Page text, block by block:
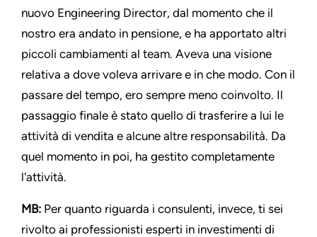
nuovo Engineering Director, dal momento che il
nostro era andato in pensione, e ha apportato altri
piccoli cambiamenti al team. Aveva una visione
relativa a dove voleva arrivare e in che modo. Con il
passare del tempo, ero sempre meno coinvolto. Il
passaggio finale è stato quello di trasferire a lui le
attività di vendita e alcune altre responsabilità. Da
quel momento in poi, ha gestito completamente
l'attività.
MB: Per quanto riguarda i consulenti, invece, ti sei
rivolto ai professionisti esperti in investimenti di